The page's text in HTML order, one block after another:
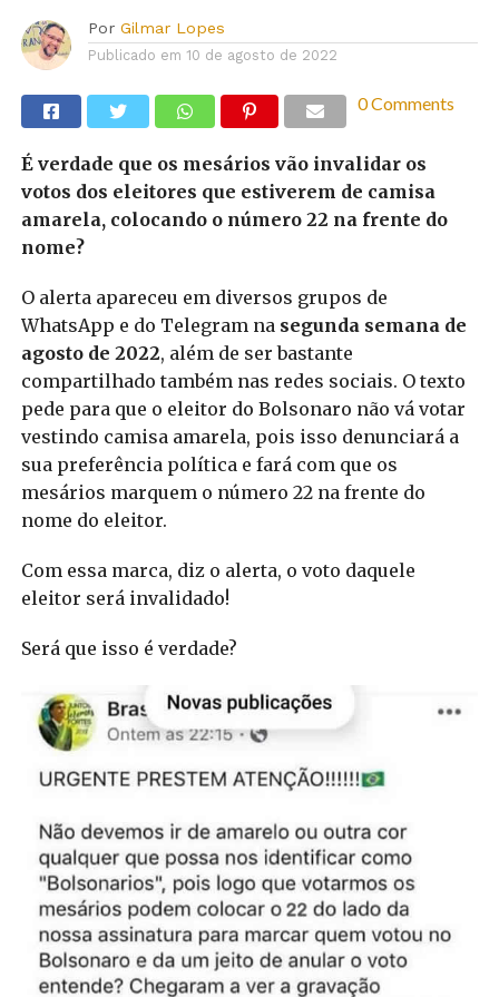
Por Gilmar Lopes
Publicado em 10 de agosto de 2022
0 Comments
É verdade que os mesários vão invalidar os
votos dos eleitores que estiverem de camisa
amarela, colocando o número 22 na frente do
nome?
O alerta apareceu em diversos grupos de
WhatsApp e do Telegram na segunda semana de
agosto de 2022, além de ser bastante
compartilhado também nas redes sociais. O texto
pede para que o eleitor do Bolsonaro não vá votar
vestindo camisa amarela, pois isso denunciará a
sua preferência política e fará com que os
mesários marquem o número 22 na frente do
nome do eleitor.
Com essa marca, diz o alerta, o voto daquele
eleitor será invalidado!
Será que isso é verdade?